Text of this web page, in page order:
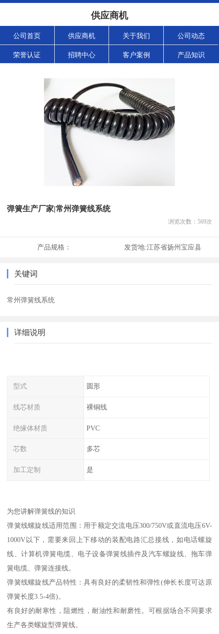
供应商机
公司首页 供应商机 关于我们 公司动态
荣誉认证 招聘中心 客户案例 产品知识
弹簧生产厂家|常州弹簧线系统
浏览次数： 569次
产品规格： 发货地:江苏省扬州宝应县
关键词
常州弹簧线系统
详细说明
型式 圆形
线芯材质 裸铜线
绝缘体材质 PVC
芯数 多芯
加工定制 是
为您讲解弹簧线的知识
弹簧线螺旋线适用范围：用于额定交流电压300/750V或直流电压6V-
1000V以下，需要来回上下移动的装配电路汇总接线，如电话螺旋
线、计算机弹簧电缆、电子设备弹簧线插件及汽车螺旋线、拖车弹
簧电缆、弹簧连接线。
弹簧线螺旋线产品特性：具有良好的柔韧性和弹性(伸长长度可达原
弹簧长度3.5-4倍)。
有良好的耐寒性，阻燃性，耐油性和耐磨性。可根据场合不同要求
生产各类螺旋型弹簧线。